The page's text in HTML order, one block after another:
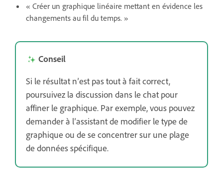
« Créer un graphique linéaire mettant en évidence les
changements au fil du temps. »
Conseil
Si le résultat n’est pas tout à fait correct,
poursuivez la discussion dans le chat pour
affiner le graphique. Par exemple, vous pouvez
demander à l’assistant de modifier le type de
graphique ou de se concentrer sur une plage
de données spécifique.